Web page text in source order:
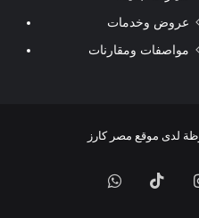
عروض وخدمات
مواصفات ومقارنات
لدى موقع مصر كارز
انستقرام‫TikTokواتساب